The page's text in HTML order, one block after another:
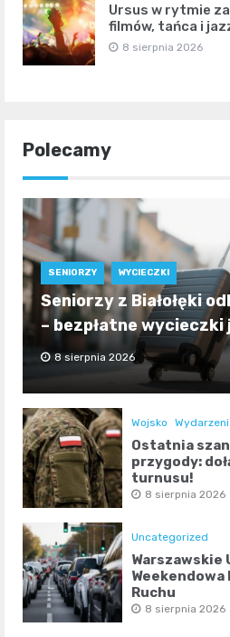
Ursus w rytmie
filmów, tańca i
8 sierpnia 2026
Polecamy
SENIORZY WYCIECZKI
Seniorzy z Białołęki
– bezpłatne
8 sierpnia 2026
Wojsko
Ostatnia
przygody:
turnusu!
8 sierpnia 2026
Uncategorized
Warszawskie
Weekendowa
Ruchu
8 sierpnia 2026